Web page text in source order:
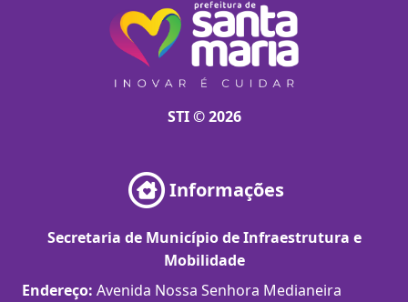
STI © 2026
Informações
Secretaria de Município de Infraestrutura e
Mobilidade
Endereço: Avenida Nossa Senhora Medianeira